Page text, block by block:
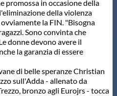
promossa in occasione della
della violenza
la FIN. "Bisogna
Sono convinta che
donne devono avere il
la garanzia di essere
di belle speranze Christian
sull'Adda - allenato da
bronzo agli Eurojrs - tocca